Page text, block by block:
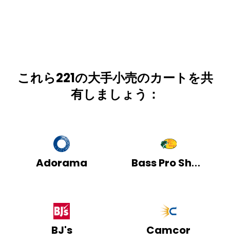
これら221の大手小売のカートを共
有しましょう：
Adorama Bass Pro Shops
BJ's Camcor